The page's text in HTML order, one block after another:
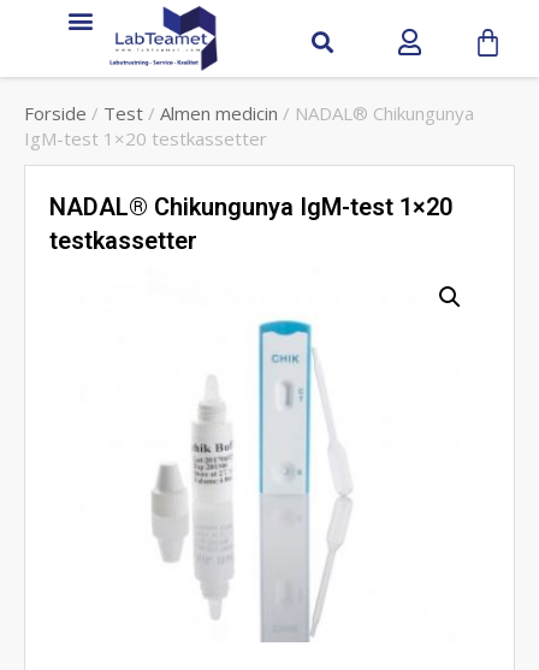
Forside / Test / Almen medicin / NADAL® Chikungunya
IgM-test 1×20 testkassetter
NADAL® Chikungunya IgM-test 1×20
testkassetter